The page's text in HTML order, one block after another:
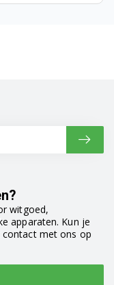
witgoed,
apparaten. Kun je
contact met ons op